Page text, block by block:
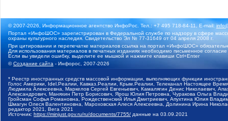
© 2007-2026, Информационное агентство ИнфоРос. Тел.: +7 495 718-84-11, E-mail:
Портал «ИнфоШОС» зарегистрирован в Федеральной службе по надзору в сфере
охраны культурного наследия. Свидетельство Эл № 77-31649 от 04 апреля 2008 г.
При цитировании и перепечатке материалов ссылка на портал «ИнфоШОС»
Для использования материалов в печатных изданиях необходимо письменное
Если вы увидели ошибку, выделите ее мышкой и нажмите клавиши Ctrl+Enter
©Создание сайта - Инфорос, 2007-2026
* Реестр иностранных средств массовой информации, выполняющих функции
Голос Америки, Idel.Реалии, Кавказ.Реалии, Крым.Реалии, Телеканал Настоящее
Людмила Алексеевна, Маркелов Сергей Евгеньевич, Камалягин Денис Николаевич,
Александрович, Маняхин Петр Борисович, Ярош Юлия Петровна, Чуракова Ольга
Гройсман Софья Романовна, Рождественский Илья Дмитриевич, Апухтина Юлия
Шмагун Олеся Валентиновна, Мароховская Алеся Алексеевна, Долинина Ирина
редактор 2021, Вега 2021
Источник: https://minjust.gov.ru/ru/documents/7755/ данные на 03.09.2021